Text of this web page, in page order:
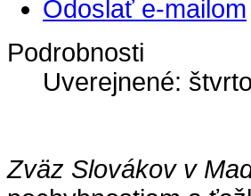
Odoslať e-mailom
Podrobnosti
Uverejnené:
Zväz Slovákov v